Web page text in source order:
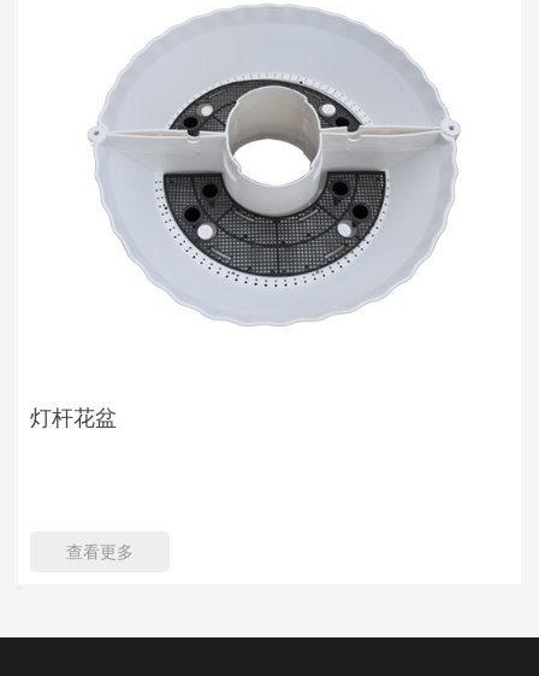
灯杆花盆
查看更多